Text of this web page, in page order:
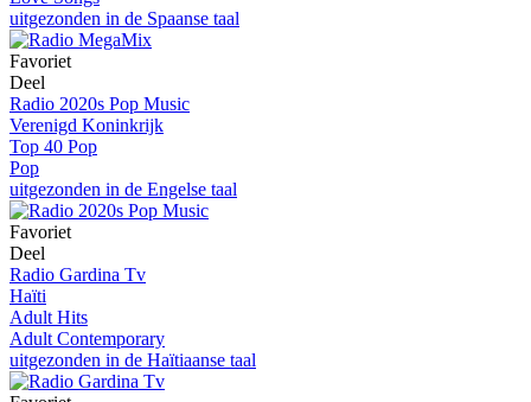
uitgezonden in de Spaanse taal
Favoriet
Deel
Radio 2020s Pop Music
Verenigd Koninkrijk
Top 40 Pop
Pop
uitgezonden in de Engelse taal
Favoriet
Deel
Radio Gardina Tv
Haïti
Adult Hits
Adult Contemporary
uitgezonden in de Haïtiaanse taal